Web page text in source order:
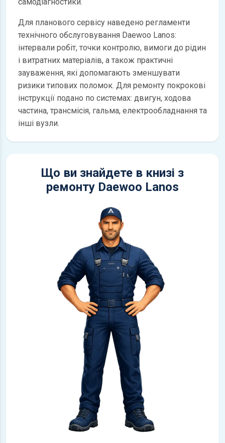
Для планового сервісу наведено регламенти
технічного обслуговування Daewoo Lanos:
інтервали робіт, точки контролю, вимоги до рідин
і витратних матеріалів, а також практичні
зауваження, які допомагають зменшувати
ризики типових поломок. Для ремонту покрокові
інструкції подано по системах: двигун, ходова
частина, трансмісія, гальма, електрообладнання та
інші вузли.
Що ви знайдете в книзі з
ремонту Daewoo Lanos